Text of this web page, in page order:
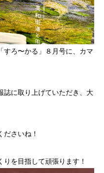
すろ〜かる」８月号に、カマ
誌に取り上げていただき、大
ださいね！
を目指して頑張ります！